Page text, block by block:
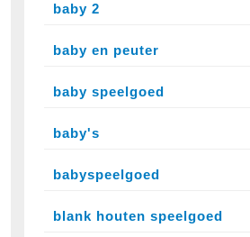
baby 2
baby en peuter
baby speelgoed
baby's
babyspeelgoed
blank houten speelgoed